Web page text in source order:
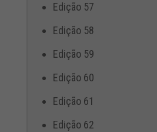
Edição 57
Edição 58
Edição 59
Edição 60
Edição 61
Edição 62